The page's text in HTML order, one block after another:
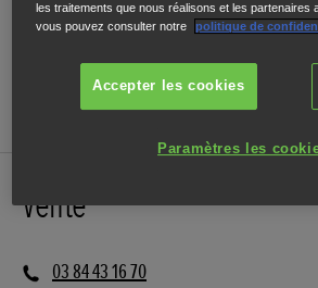
ITINÉRAIRE
SITE INTERNET
Vente
03 84 43 16 70
les traitements que nous réalisons et les partenaires
vous pouvez consulter notre
politique de
Accepter les cookies
Paramètres les